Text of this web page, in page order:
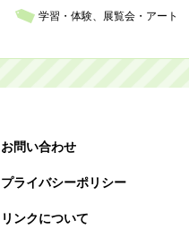
学習・体験
展覧会・アート
お問い合わせ
プライバシーポリシー
リンクについて